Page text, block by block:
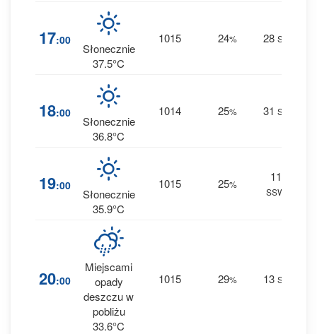
17:00
Słonecznie
37.5°C
1015 24% 28 SE
18:00
Słonecznie
36.8°C
1014 25% 31 SE
19:00
Słonecznie
35.9°C
1015 25%
11
SSW
20:00
Miejscami
opady
deszczu w
pobliżu
33.6°C
1015 29% 13 SE